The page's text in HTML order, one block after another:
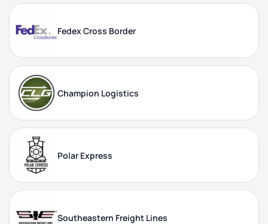
Fedex Cross Border
Champion Logistics
Polar Express
Southeastern Freight Lines